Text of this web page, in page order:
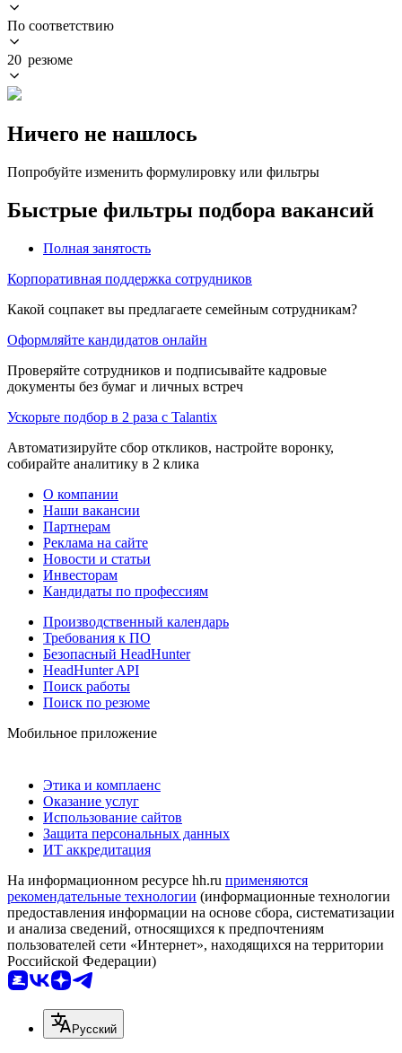
По соответствию
20 резюме
Ничего не нашлось
Попробуйте изменить формулировку или фильтры
Быстрые фильтры подбора вакансий
Полная занятость
Корпоративная поддержка сотрудников
Какой соцпакет вы предлагаете семейным сотрудникам?
Оформляйте кандидатов онлайн
Проверяйте сотрудников и подписывайте кадровые
документы без бумаг и личных встреч
Ускорьте подбор в 2 раза с Talantix
Автоматизируйте сбор откликов, настройте воронку,
собирайте аналитику в 2 клика
О компании
Наши вакансии
Партнерам
Реклама на сайте
Новости и статьи
Инвесторам
Кандидаты по профессиям
Производственный календарь
Требования к ПО
Безопасный HeadHunter
HeadHunter API
Поиск работы
Поиск по резюме
Мобильное приложение
Этика и комплаенс
Оказание услуг
Использование сайтов
Защита персональных данных
ИТ аккредитация
На информационном ресурсе hh.ru применяются
рекомендательные технологии (информационные технологии
предоставления информации на основе сбора, систематизации
и анализа сведений, относящихся к предпочтениям
пользователей сети «Интернет», находящихся на территории
Российской Федерации)
Русский